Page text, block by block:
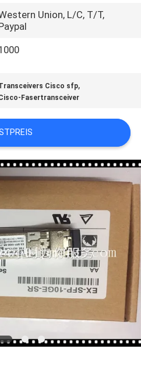
Union, L/C, T/T,
Cisco sfp,
Fasertransceiver